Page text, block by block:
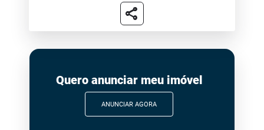
share
Quero anunciar meu imóvel
ANUNCIAR AGORA